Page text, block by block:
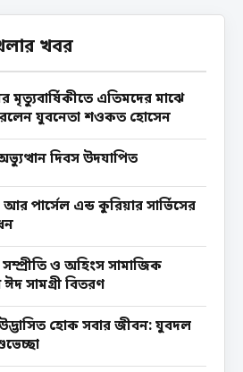
খবর
মৃত্যুবার্ষিকীতে এতিমদের মাঝে
যুবনেতা শওকত হোসেন
দিবস উদযাপিত
পার্সেল এন্ড কুরিয়ার সার্ভিসের
ও অহিংস সামাজিক
ঈদ সামগ্রী বিতরণ
উদ্ভাসিত হোক সবার জীবন: যুবদল